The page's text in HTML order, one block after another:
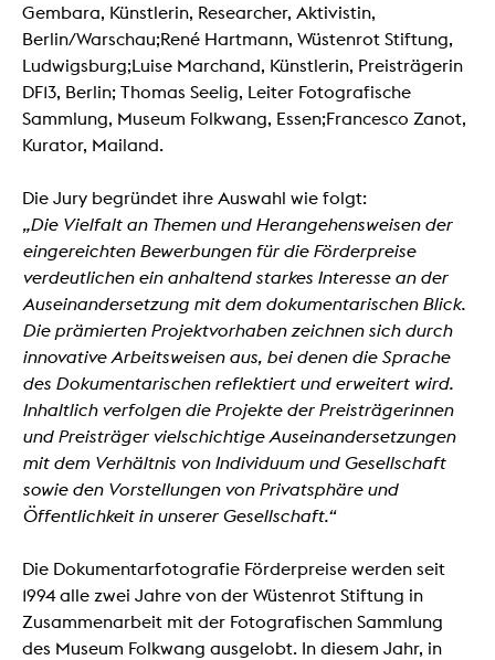
Gembara, Künstlerin, Researcher, Aktivistin,
Berlin/Warschau;René Hartmann, Wüstenrot Stiftung,
Ludwigsburg;Luise Marchand, Künstlerin, Preisträgerin
DF13, Berlin; Thomas Seelig, Leiter Fotografische
Sammlung, Museum Folkwang, Essen;Francesco Zanot,
Kurator, Mailand.
Die Jury begründet ihre Auswahl wie folgt:
„Die Vielfalt an Themen und Herangehensweisen der
eingereichten Bewerbungen für die Förderpreise
verdeutlichen ein anhaltend starkes Interesse an der
Auseinandersetzung mit dem dokumentarischen Blick.
Die prämierten Projektvorhaben zeichnen sich durch
innovative Arbeitsweisen aus, bei denen die Sprache
des Dokumentarischen reflektiert und erweitert wird.
Inhaltlich verfolgen die Projekte der Preisträgerinnen
und Preisträger vielschichtige Auseinandersetzungen
mit dem Verhältnis von Individuum und Gesellschaft
sowie den Vorstellungen von Privatsphäre und
Öffentlichkeit in unserer Gesellschaft.“
Die Dokumentarfotografie Förderpreise werden seit
1994 alle zwei Jahre von der Wüstenrot Stiftung in
Zusammenarbeit mit der Fotografischen Sammlung
des Museum Folkwang ausgelobt. In diesem Jahr, in